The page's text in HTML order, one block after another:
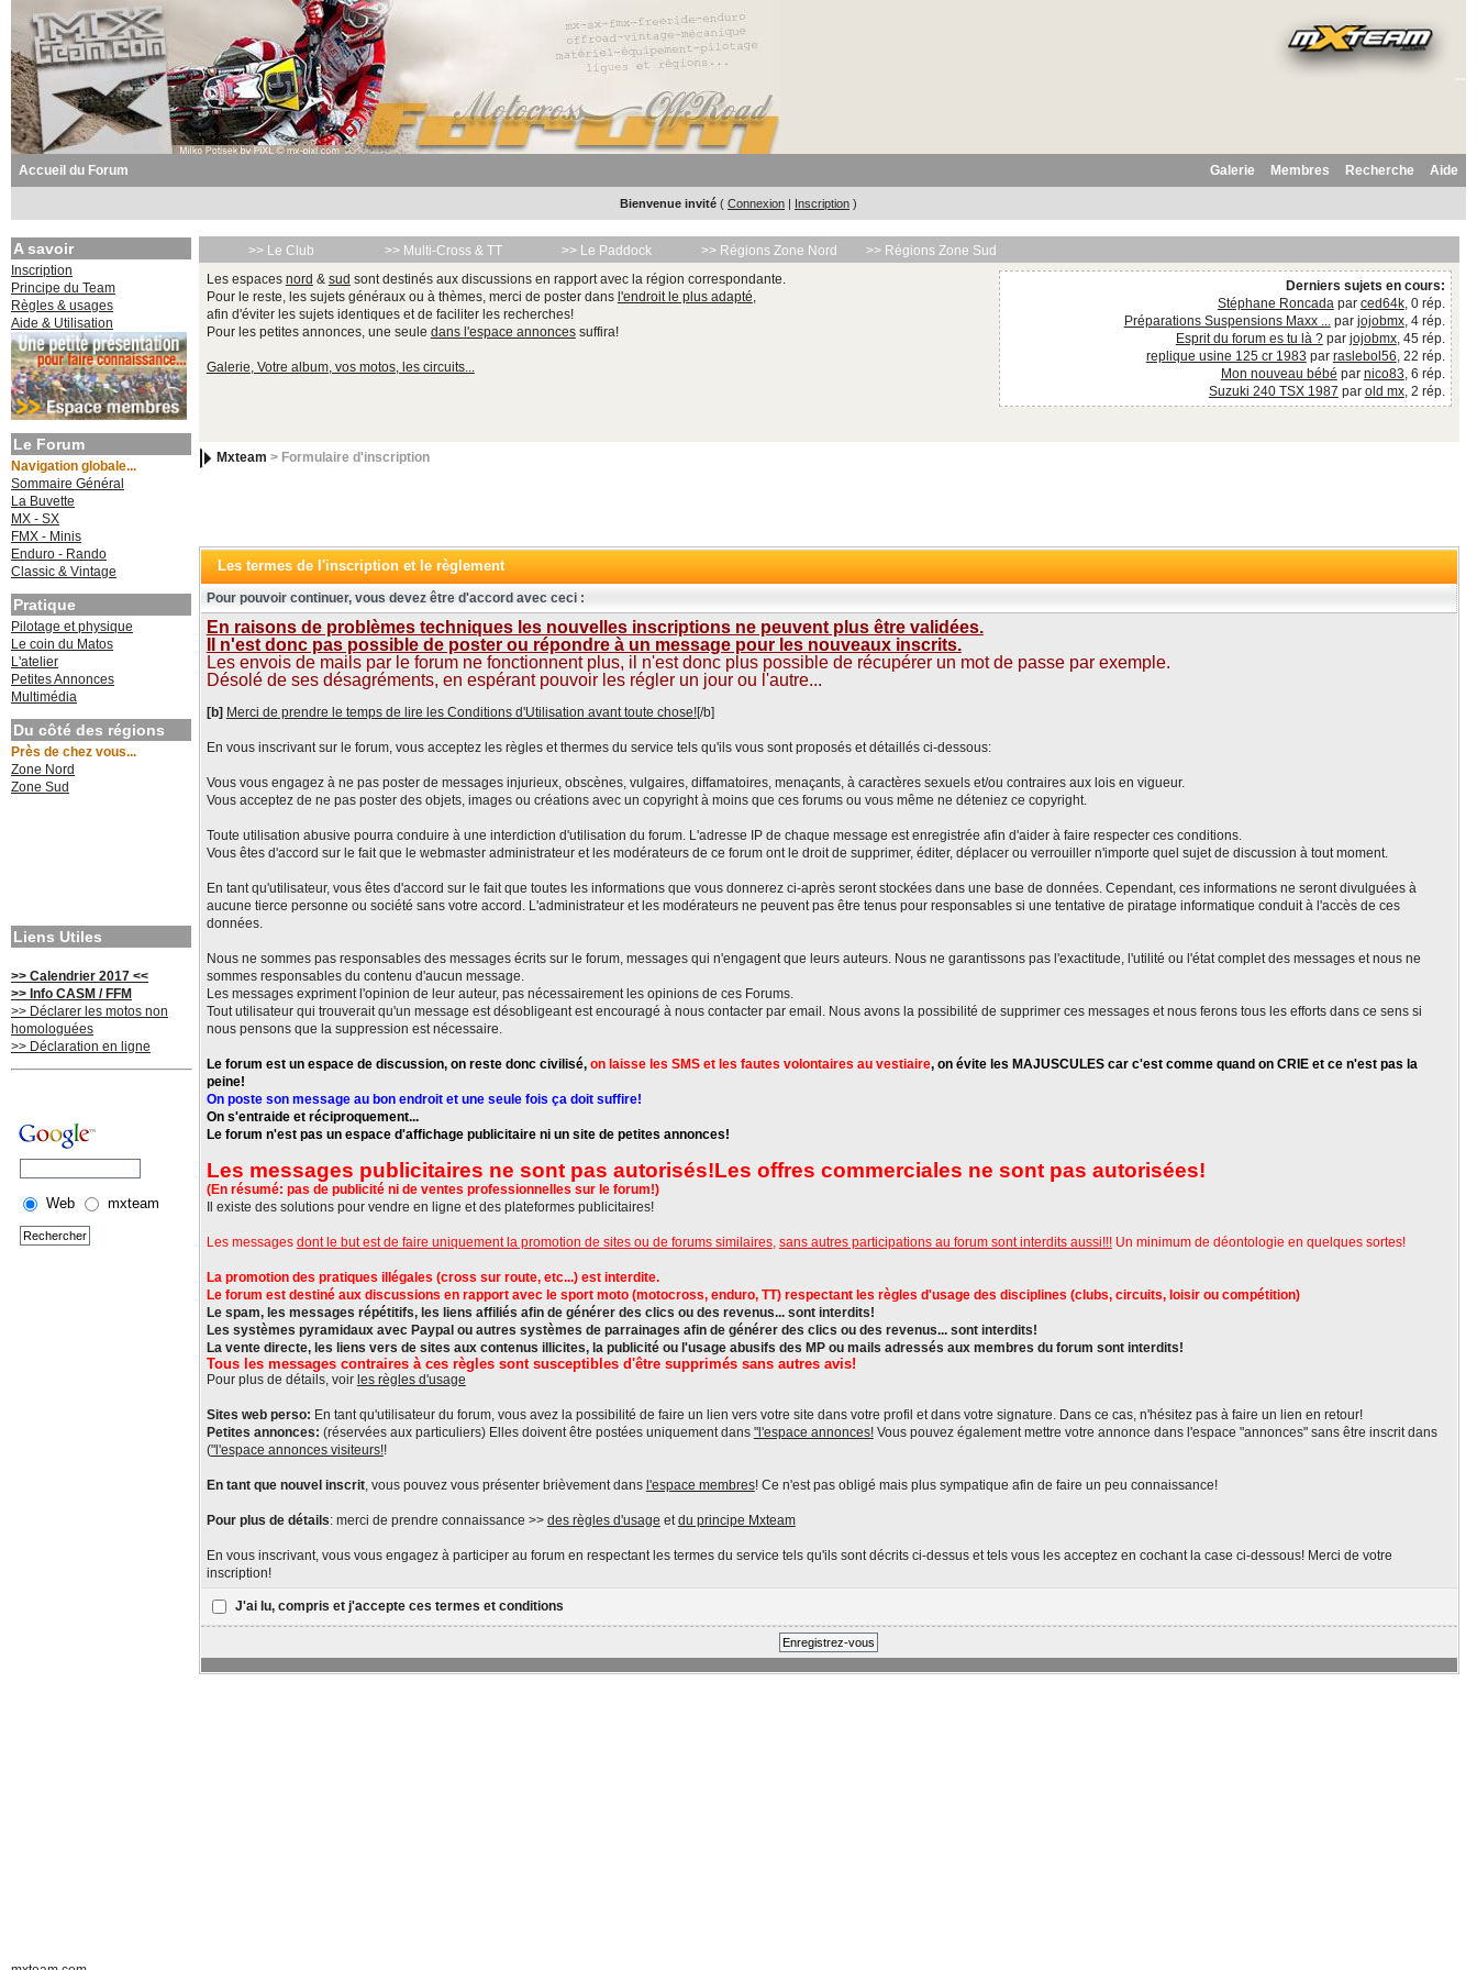
Accueil du Forum Aide
Recherche
Membres
Galerie
Bienvenue invité ( Connexion | Inscription )
A savoir
Inscription
Principe du Team
Règles & usages
Aide & Utilisation
Le Forum
Navigation globale...
Sommaire Général
La Buvette
MX - SX
FMX - Minis
Enduro - Rando
Classic & Vintage
Pratique
Pilotage et physique
Le coin du Matos
L'atelier
Petites Annonces
Multimédia
Du côté des régions
Près de chez vous...
Zone Nord
Zone Sud
Liens Utiles
>> Calendrier 2017 <<
>> Info CASM / FFM
>> Déclarer les motos non
homologuées
>> Déclaration en ligne
Web mxteam
>> Le Club >> Multi-Cross & TT >> Le Paddock >> Régions Zone Nord
>> Régions Zone Sud
Les espaces nord & sud sont destinés aux discussions en rapport avec la région correspondante.
Pour le reste, les sujets généraux ou à thèmes, merci de poster dans l'endroit le plus adapté,
afin d'éviter les sujets identiques et de faciliter les recherches!
Pour les petites annonces, une seule dans l'espace annoncessuffira!
Galerie, Votre album, vos motos, les circuits...
Derniers sujets en cours:
Stéphane Roncadapar ced64k, 0 rép.
Préparations Suspensions Maxx ...par jojobmx, 4 rép.
Esprit du forum es tu là ?par jojobmx, 45 rép.
replique usine 125 cr 1983 par raslebol56, 22 rép.
Mon nouveau bébé par nico83, 6 rép.
Suzuki 240 TSX 1987 par old mx, 2 rép.
Mxteam > Formulaire d'inscription
Les termes de l'inscription et le règlement
Pour pouvoir continuer, vous devez être d'accord avec ceci :
En raisons de problèmes techniques les nouvelles inscriptions ne peuvent plus être validées.
Il n'est donc pas possible de poster ou répondre à un message pour les nouveaux inscrits.
Les envois de mails par le forum ne fonctionnent plus, il n'est donc plus possible de récupérer un mot de passe par exemple.
Désolé de ses désagréments, en espérant pouvoir les régler un jour ou l'autre...
[b] Merci de prendre le temps de lire les Conditions d'Utilisation avant toute chose![/b]
En vous inscrivant sur le forum, vous acceptez les règles et thermes du service tels qu'ils vous sont proposés et détaillés ci-dessous:
Vous vous engagez à ne pas poster de messages injurieux, obscènes, vulgaires, diffamatoires, menaçants, à caractères sexuels et/ou contraires aux lois en vigueur.
Vous acceptez de ne pas poster des objets, images ou créations avec un copyright à moins que ces forums ou vous même ne déteniez ce copyright.
Toute utilisation abusive pourra conduire à une interdiction d'utilisation du forum. L'adresse IP de chaque message est enregistrée afin d'aider à faire respecter ces conditions.
Vous êtes d'accord sur le fait que le webmaster administrateur et les modérateurs de ce forum ont le droit de supprimer, éditer, déplacer ou verrouiller n'importe quel sujet de discussion à tout moment.
En tant qu'utilisateur, vous êtes d'accord sur le fait que toutes les informations que vous donnerez ci-après seront stockées dans une base de données. Cependant, ces informations ne seront divulguées à
aucune tierce personne ou société sans votre accord. L'administrateur et les modérateurs ne peuvent pas être tenus pour responsables si une tentative de piratage informatique conduit à l'accès de ces
données.
Nous ne sommes pas responsables des messages écrits sur le forum, messages qui n'engagent que leurs auteurs. Nous ne garantissons pas l'exactitude, l'utilité ou l'état complet des messages et nous ne
sommes responsables du contenu d'aucun message.
Les messages expriment l'opinion de leur auteur, pas nécessairement les opinions de ces Forums.
Tout utilisateur qui trouverait qu'un message est désobligeant est encouragé à nous contacter par email. Nous avons la possibilité de supprimer ces messages et nous ferons tous les efforts dans ce sens si
nous pensons que la suppression est nécessaire.
Le forum est un espace de discussion, on reste donc civilisé, on laisse les SMS et les fautes volontaires au vestiaire, on évite les MAJUSCULES car c'est comme quand on CRIE et ce n'est pas la
peine!
On poste son message au bon endroit et une seule fois ça doit suffire!
On s'entraide et réciproquement...
Le forum n'est pas un espace d'affichage publicitaire ni un site de petites annonces!
Les messages publicitaires ne sont pas autorisés!Les offres commerciales ne sont pas autorisées!
(En résumé: pas de publicité ni de ventes professionnelles sur le forum!)
Il existe des solutions pour vendre en ligne et des plateformes publicitaires!
Les messages dont le but est de faire uniquement la promotion de sites ou de forums similaires, sans autres participations au forum sont interdits aussi!!!Un minimum de déontologie en quelques sortes!
La promotion des pratiques illégales (cross sur route, etc...) est interdite.
Le forum est destiné aux discussions en rapport avec le sport moto (motocross, enduro, TT) respectant les règles d'usage des disciplines (clubs, circuits, loisir ou compétition)
Le spam, les messages répétitifs, les liens affiliés afin de générer des clics ou des revenus... sont interdits!
Les systèmes pyramidaux avec Paypal ou autres systèmes de parrainages afin de générer des clics ou des revenus... sont interdits!
La vente directe, les liens vers de sites aux contenus illicites, la publicité ou l'usage abusifs des MP ou mails adressés aux membres du forum sont interdits!
Tous les messages contraires à ces règles sont susceptibles d'être supprimés sans autres avis!
Pour plus de détails, voir les règles d'usage
Sites web perso: En tant qu'utilisateur du forum, vous avez la possibilité de faire un lien vers votre site dans votre profil et dans votre signature. Dans ce cas, n'hésitez pas à faire un lien en retour!
Petites annonces: (réservées aux particuliers) Elles doivent être postées uniquement dans "l'espace annonces!Vous pouvez également mettre votre annonce dans l'espace "annonces" sans être inscrit dans
("l'espace annonces visiteurs!!
En tant que nouvel inscrit, vous pouvez vous présenter brièvement dans l'espace membres! Ce n'est pas obligé mais plus sympatique afin de faire un peu connaissance!
Pour plus de détails: merci de prendre connaissance >> des règles d'usage etdu principe Mxteam
En vous inscrivant, vous vous engagez à participer au forum en respectant les termes du service tels qu'ils sont décrits ci-dessus et tels vous les acceptez en cochant la case ci-dessous! Merci de votre
inscription!
J'ai lu, compris et j'accepte ces termes et conditions